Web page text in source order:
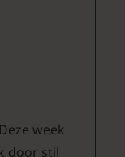
week
door stil